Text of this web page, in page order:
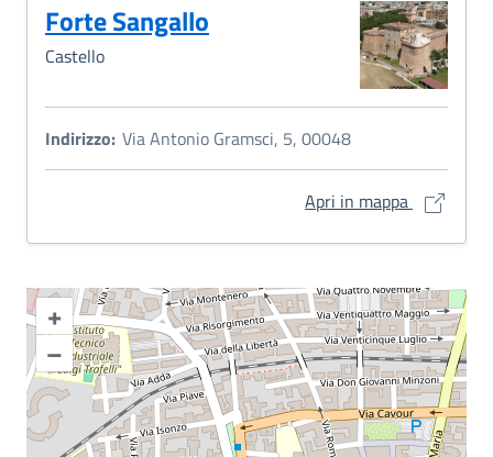
Forte Sangallo
Castello
Indirizzo: Via Antonio Gramsci, 5, 00048
Apri in mappa Forte
+
–